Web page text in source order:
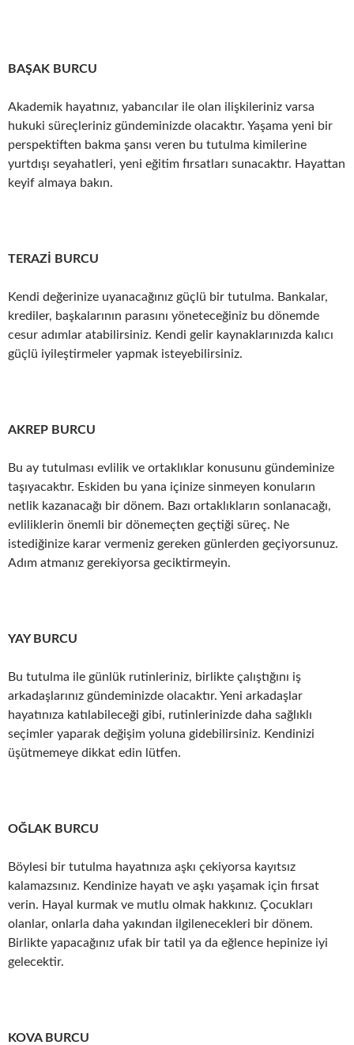
BAŞAK BURCU
Akademik hayatınız, yabancılar ile olan ilişkileriniz varsa
hukuki süreçleriniz gündeminizde olacaktır. Yaşama yeni bir
perspektiften bakma şansı veren bu tutulma kimilerine
yurtdışı seyahatleri, yeni eğitim fırsatları sunacaktır. Hayattan
keyif almaya bakın.
TERAZİ BURCU
Kendi değerinize uyanacağınız güçlü bir tutulma. Bankalar,
krediler, başkalarının parasını yöneteceğiniz bu dönemde
cesur adımlar atabilirsiniz. Kendi gelir kaynaklarınızda kalıcı
güçlü iyileştirmeler yapmak isteyebilirsiniz.
AKREP BURCU
Bu ay tutulması evlilik ve ortaklıklar konusunu gündeminize
taşıyacaktır. Eskiden bu yana içinize sinmeyen konuların
netlik kazanacağı bir dönem. Bazı ortaklıkların sonlanacağı,
evliliklerin önemli bir dönemeçten geçtiği süreç. Ne
istediğinize karar vermeniz gereken günlerden geçiyorsunuz.
Adım atmanız gerekiyorsa geciktirmeyin.
YAY BURCU
Bu tutulma ile günlük rutinleriniz, birlikte çalıştığını iş
arkadaşlarınız gündeminizde olacaktır. Yeni arkadaşlar
hayatınıza katılabileceği gibi, rutinlerinizde daha sağlıklı
seçimler yaparak değişim yoluna gidebilirsiniz. Kendinizi
üşütmemeye dikkat edin lütfen.
OĞLAK BURCU
Böylesi bir tutulma hayatınıza aşkı çekiyorsa kayıtsız
kalamazsınız. Kendinize hayatı ve aşkı yaşamak için fırsat
verin. Hayal kurmak ve mutlu olmak hakkınız. Çocukları
olanlar, onlarla daha yakından ilgilenecekleri bir dönem.
Birlikte yapacağınız ufak bir tatil ya da eğlence hepinize iyi
gelecektir.
KOVA BURCU